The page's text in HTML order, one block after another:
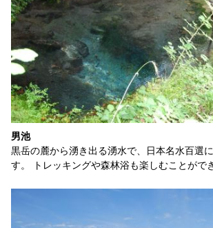
男池
黒岳の麓から湧き出る湧水で、日本名水百選
す。 トレッキングや森林浴も楽しむことがで